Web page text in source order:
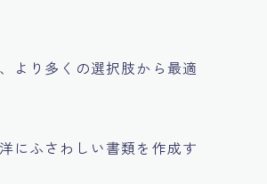
より多くの選択肢から最適
にふさわしい書類を作成す